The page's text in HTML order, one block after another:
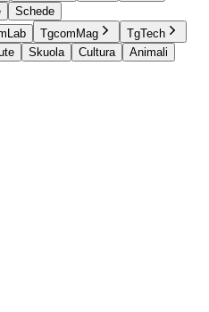
Schede
TgcomMag
TgTech
Skuola Cultura
Animali